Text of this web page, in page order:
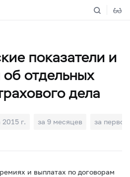
показатели и
отдельных
дела
2015 г. за 9 месяцев за
и выплатах по договорам